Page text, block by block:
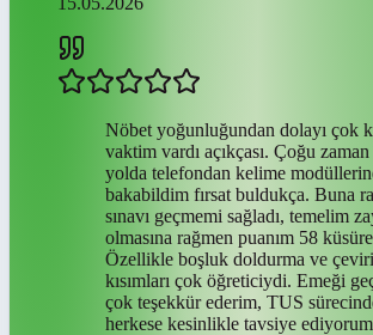
Nöbet yoğunluğundan dolayı çok
vaktim vardı açıkçası. Çoğu zaman
yolda telefondan kelime
bakabildim fırsat buldukça. Buna
sınavı geçmemi sağladı, temelim
olmasına rağmen puanım 58 küsüre
Özellikle boşluk doldurma ve çeviri
kısımları çok öğreticiydi. Emeği
çok teşekkür ederim, TUS
herkese kesinlikle tavsiye